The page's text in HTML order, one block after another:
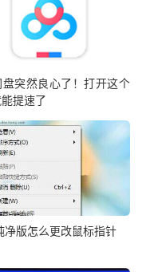
盘突然良心了！打开这个
提速了
净版怎么更改鼠标指针